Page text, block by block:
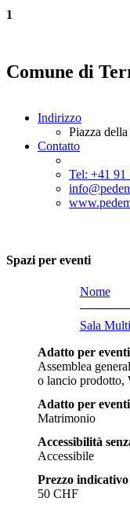
1
Comune di
Indirizzo
Piazza
Contatto
Tel: +41 91
Spazi per eventi
Nome
Sala
Adatto per
Assemblea
o lancio prodotto,
Adatto per
Matrimonio
Accessibilità
Accessibile
Prezzo indicativo
50 CHF